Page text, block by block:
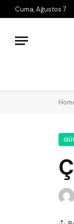
Cuma, Ağustos 7